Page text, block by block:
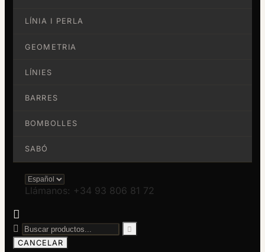
LÍNIA I PERLA
GEOMETRIA
LÍNIES
BARRES
BOMBOLLES
SABÓ
Llámanos: +34 93 806 81 72



CANCELAR